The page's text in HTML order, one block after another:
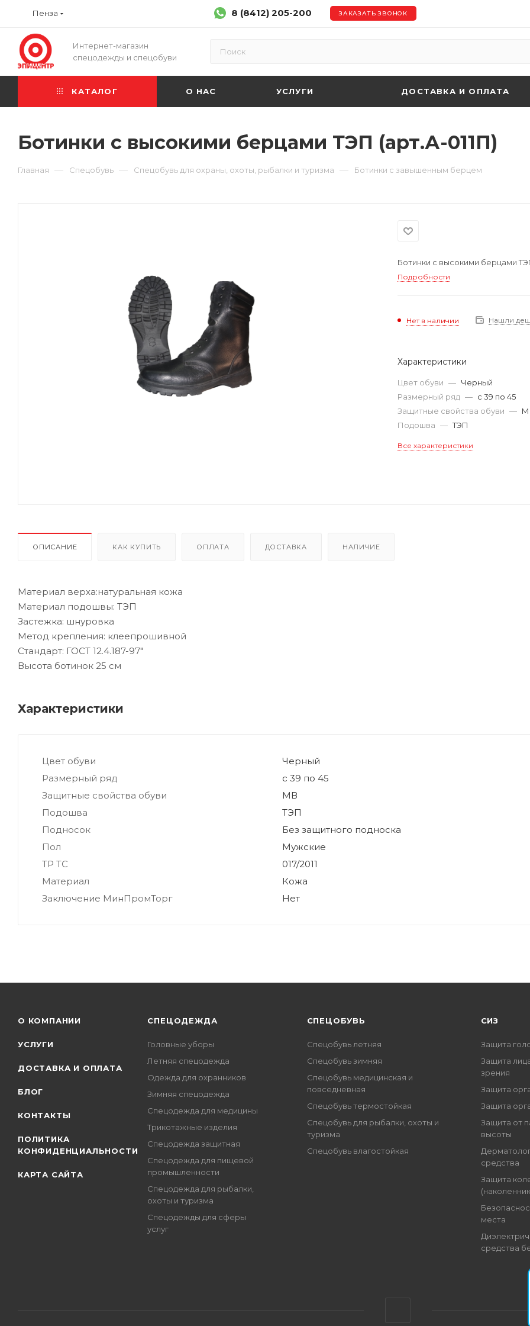
Пенза 8 (8412) 205-200 ЗАКАЗАТЬ ЗВОНОК
Интернет-магазин
спецодежды и спецобуви
КАТАЛОГ О НАС УСЛУГИ ДОСТАВКА И ОПЛАТА
Ботинки с высокими берцами ТЭП (арт.А-011П)
Главная — Спецобувь — Спецобувь для охраны, охоты, рыбалки и туризма — Ботинки с завышенным берцем
Ботинки с высокими берцами
Подробности
Нет в наличии Нашли
Характеристики
Цвет обуви — Черный
Размерный ряд — с 39 по 45
Защитные свойства обуви —
Подошва — ТЭП
Все характеристики
ОПИСАНИЕ КАК КУПИТЬ ОПЛАТА ДОСТАВКА НАЛИЧИЕ
Материал верха:натуральная кожа
Материал подошвы: ТЭП
Застежка: шнуровка
Метод крепления: клеепрошивной
Стандарт: ГОСТ 12.4.187-97"
Высота ботинок 25 см
Характеристики
Цвет обуви
Черный
Размерный ряд
с 39 по 45
Защитные свойства обуви
МВ
Подошва
ТЭП
Подносок
Без защитного подноска
Пол
Мужские
ТР ТС
017/2011
Материал
Кожа
Заключение МинПромТорг
Нет
О КОМПАНИИ
УСЛУГИ
ДОСТАВКА И ОПЛАТА
БЛОГ
КОНТАКТЫ
ПОЛИТИКА
КОНФИДЕНЦИАЛЬНОСТИ
КАРТА САЙТА
СПЕЦОДЕЖДА
Головные уборы
Летняя спецодежда
Одежда для охранников
Зимняя спецодежда
Спецодежда для медицины
Трикотажные изделия
Спецодежда защитная
Спецодежда для пищевой
промышленности
Спецодежда для рыбалки,
охоты и туризма
Спецодежды для сферы
услуг
CПЕЦОБУВЬ
Спецобувь летняя
Спецобувь зимняя
Спецобувь медицинская и
повседневная
Спецобувь термостойкая
Спецобувь для рыбалки, охоты и
туризма
Спецобувь влагостойкая
СИЗ
Защита
Защита
зрения
Защита
Защита
Защита от
высоты
средства
Защита
места
средства